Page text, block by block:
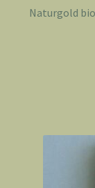
Naturgold